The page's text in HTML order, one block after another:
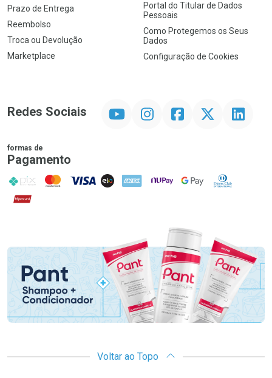
Prazo de Entrega
Reembolso
Troca ou Devolução
Marketplace
Portal do Titular de Dados
Pessoais
Como Protegemos os Seus
Dados
Configuração de Cookies
Redes Sociais InstagramFacebookTwitter Linkedin
formas de
Pagamento
PIX MasterCard
VISA ELO AMEX NuPay Google PayDiners Club
Hipercard
Promoção em Destaque
Voltar ao Topo